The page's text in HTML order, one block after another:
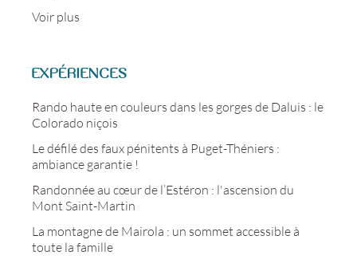
Voir plus
EXPÉRIENCES
Rando haute en couleurs dans les gorges de Daluis : le
Colorado niçois
Le défilé des faux pénitents à Puget-Théniers :
ambiance garantie !
Randonnée au cœur de l’Estéron : l'ascension du
Mont Saint-Martin
La montagne de Mairola : un sommet accessible à
toute la famille